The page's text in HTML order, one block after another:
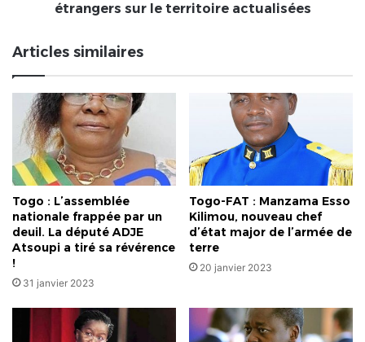
territoire
actualisées
étrangers sur le territoire actualisées
Articles similaires
Togo : L’assemblée
nationale frappée par un
deuil. La député ADJE
Atsoupi a tiré sa révérence
!
31 janvier 2023
Togo-FAT : Manzama Esso
Kilimou, nouveau chef
d’état major de l’armée de
terre
20 janvier 2023